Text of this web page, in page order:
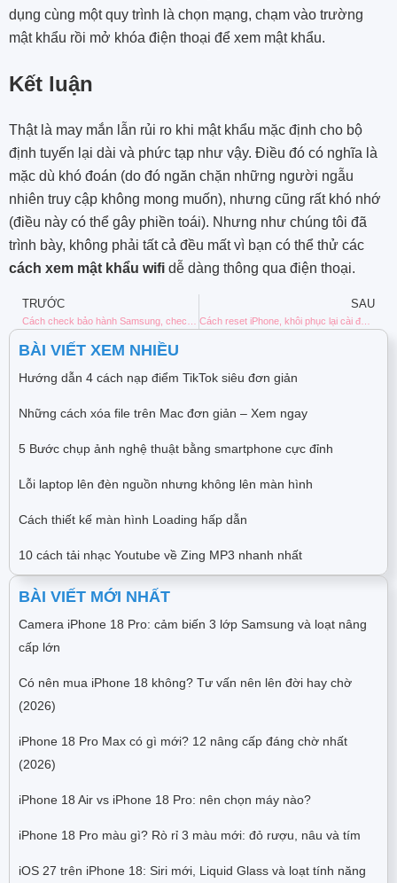
dụng cùng một quy trình là chọn mạng, chạm vào trường
mật khẩu rồi mở khóa điện thoại để xem mật khẩu.
Kết luận
Thật là may mắn lẫn rủi ro khi mật khẩu mặc định cho bộ
định tuyến lại dài và phức tạp như vậy. Điều đó có nghĩa là
mặc dù khó đoán (do đó ngăn chặn những người ngẫu
nhiên truy cập không mong muốn), nhưng cũng rất khó nhớ
(điều này có thể gây phiền toái). Nhưng như chúng tôi đã
trình bày, không phải tất cả đều mất vì bạn có thể thử các
cách xem mật khẩu wifi dễ dàng thông qua điện thoại.
TRƯỚC SAU
Cách reset iPhone, khôi phục lại cài đặt gốc nhanh và đơn giản
BÀI VIẾT XEM NHIỀU
Hướng dẫn 4 cách nạp điểm TikTok siêu đơn giản
Những cách xóa file trên Mac đơn giản – Xem ngay
5 Bước chụp ảnh nghệ thuật bằng smartphone cực đỉnh
Lỗi laptop lên đèn nguồn nhưng không lên màn hình
Cách thiết kế màn hình Loading hấp dẫn
10 cách tải nhạc Youtube về Zing MP3 nhanh nhất
BÀI VIẾT MỚI NHẤT
Camera iPhone 18 Pro: cảm biến 3 lớp Samsung và loạt nâng
cấp lớn
Có nên mua iPhone 18 không? Tư vấn nên lên đời hay chờ
(2026)
iPhone 18 Pro Max có gì mới? 12 nâng cấp đáng chờ nhất
(2026)
iPhone 18 Air vs iPhone 18 Pro: nên chọn máy nào?
iPhone 18 Pro màu gì? Rò rỉ 3 màu mới: đỏ rượu, nâu và tím
iOS 27 trên iPhone 18: Siri mới, Liquid Glass và loạt tính năng